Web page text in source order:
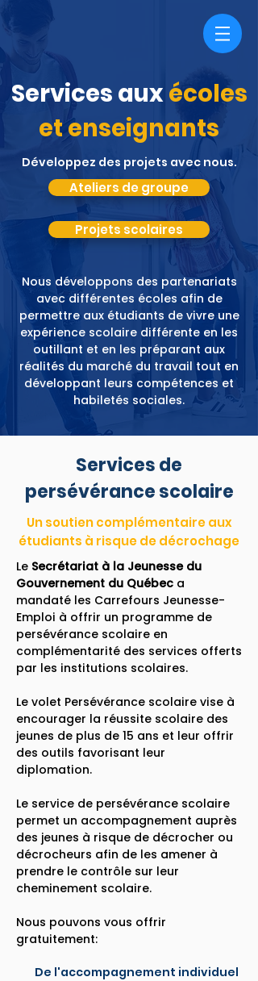
Services auxécoles
et enseignants
Développez des projets avec nous.
Ateliers de groupe
Projets scolaires
Nous développons des partenariats
avec différentes écoles afin de
permettre aux étudiants de vivre une
expérience scolaire différente en les
outillant et en les préparant aux
réalités du marché du travail tout en
développant leurs compétences et
habiletés sociales.
Services de
persévérance scolaire
Un soutien complémentaire aux
étudiants à risque de décrochage
Le Secrétariat à la Jeunesse du
Gouvernement du Québec a
mandaté les Carrefours Jeunesse-
Emploi à offrir un programme de
persévérance scolaire en
complémentarité des services offerts
par les institutions scolaires.
Le volet Persévérance scolaire vise à
encourager la réussite scolaire des
jeunes de plus de 15 ans et leur offrir
des outils favorisant leur
diplomation.
Le service de persévérance scolaire
permet un accompagnement auprès
des jeunes à risque de décrocher ou
décrocheurs afin de les amener à
prendre le contrôle sur leur
cheminement scolaire.
Nous pouvons vous offrir
gratuitement:
De l'accompagnement individuel